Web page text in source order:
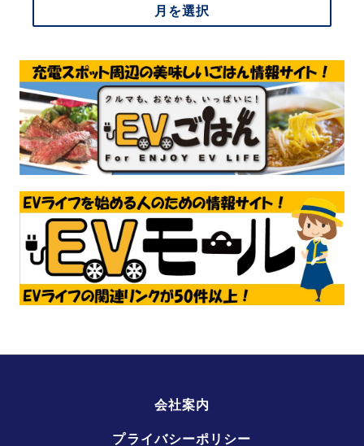
月を選択
会社案内
プライバシーポリシー